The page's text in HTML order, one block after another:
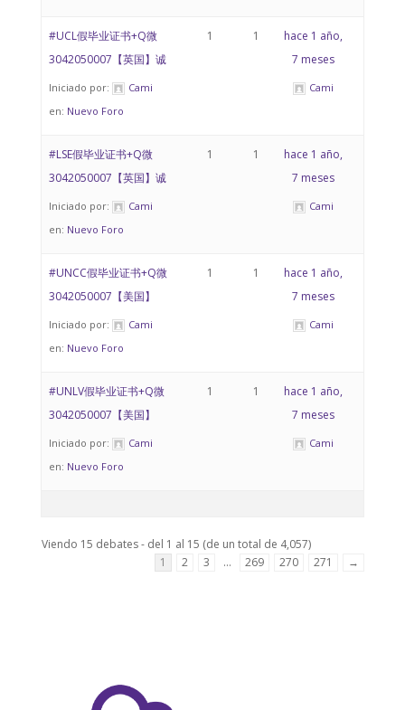
#UCL假毕业证书+Q微
3042050007【英国】诚
Iniciado por:
Cami
en: Nuevo Foro
1 1
hace 1 año,
7 meses
Cami
#LSE假毕业证书+Q微
3042050007【英国】诚
Iniciado por:
Cami
en: Nuevo Foro
1 1
hace 1 año,
7 meses
Cami
#UNCC假毕业证书+Q微
3042050007【美国】
Iniciado por:
Cami
en: Nuevo Foro
1 1
hace 1 año,
7 meses
Cami
#UNLV假毕业证书+Q微
3042050007【美国】
Iniciado por:
Cami
en: Nuevo Foro
1 1
hace 1 año,
7 meses
Cami
Viendo 15 debates - del 1 al 15 (de un total de 4,057)
1
2 3 … 269 270 271 →